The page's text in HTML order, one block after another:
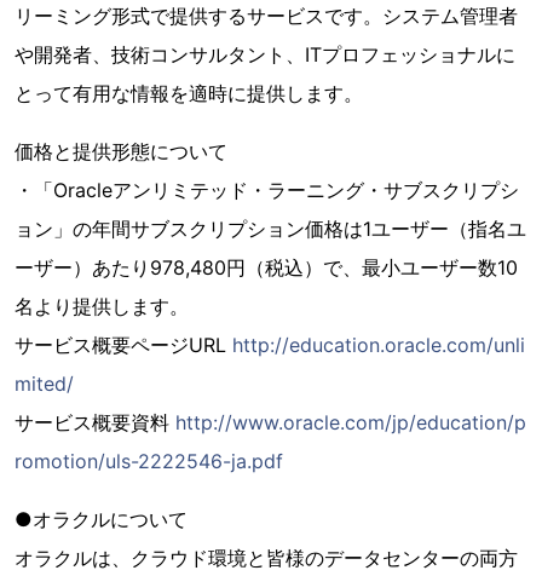
リーミング形式で提供するサービスです。システム管理者
や開発者、技術コンサルタント、ITプロフェッショナルに
とって有用な情報を適時に提供します。
価格と提供形態について
・「Oracleアンリミテッド・ラーニング・サブスクリプシ
ョン」の年間サブスクリプション価格は1ユーザー（指名ユ
ーザー）あたり978,480円（税込）で、最小ユーザー数10
名より提供します。
サービス概要ページURL http://education.oracle.com/unli
mited/
サービス概要資料 http://www.oracle.com/jp/education/p
romotion/uls-2222546-ja.pdf
●オラクルについて
オラクルは、クラウド環境と皆様のデータセンターの両方